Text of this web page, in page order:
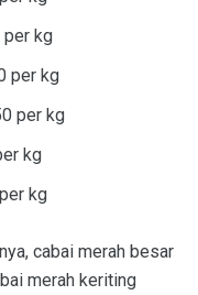
per kg
per kg
per kg
kg
kg
cabai merah besar
merah keriting